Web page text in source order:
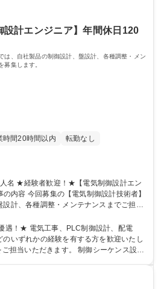
フォロー活動」「課題のヒアリングと解
歴・資格 学歴：大学 語
通自動車
計エンジニア】年間休日120
は、自社製品の制御設計、盤設計、各種調整・メン
募集します。
時間20時間以内
転勤なし
計、各種調整・メンテナンスまでご担当
る当社機器の ・電気制御設計、盤設計
確認調整、検査、立会調整、メンテナン
遇！★ 電気工事、PLC制御設計、配電
いずれかの経験を有する方を歓迎いたし
定期間ご経験いただき、自社製品の基本